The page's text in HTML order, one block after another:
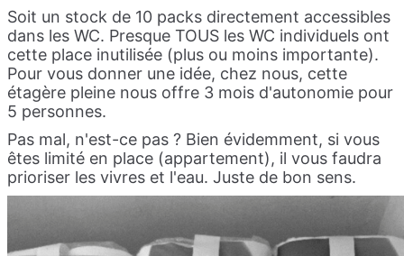
Soit un stock de 10 packs directement accessibles
dans les WC. Presque TOUS les WC individuels ont
cette place inutilisée (plus ou moins importante).
Pour vous donner une idée, chez nous, cette
étagère pleine nous offre 3 mois d'autonomie pour
5 personnes.
Pas mal, n'est-ce pas ? Bien évidemment, si vous
êtes limité en place (appartement), il vous faudra
prioriser les vivres et l'eau. Juste de bon sens.